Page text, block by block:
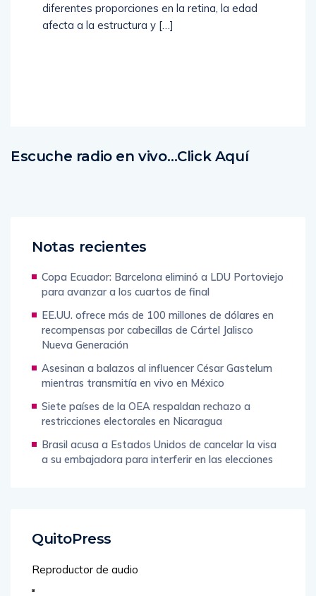
diferentes proporciones en la retina, la edad
afecta a la estructura y […]
Escuche radio en vivo…Click Aquí
Notas recientes
Copa Ecuador: Barcelona eliminó a LDU Portoviejo
para avanzar a los cuartos de final
EE.UU. ofrece más de 100 millones de dólares en
recompensas por cabecillas de Cártel Jalisco
Nueva Generación
Asesinan a balazos al influencer César Gastelum
mientras transmitía en vivo en México
Siete países de la OEA respaldan rechazo a
restricciones electorales en Nicaragua
Brasil acusa a Estados Unidos de cancelar la visa
a su embajadora para interferir en las elecciones
QuitoPress
Reproductor de audio